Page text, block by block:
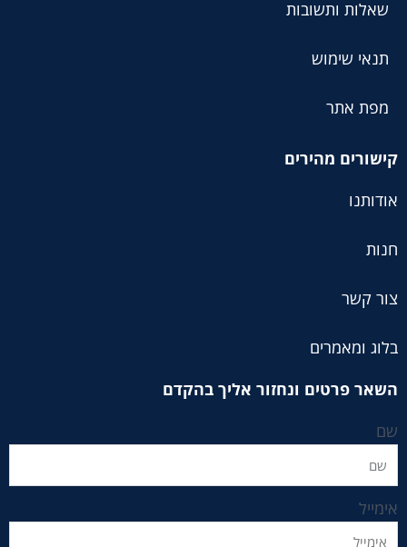
שאלות ותשובות
תנאי שימוש
מפת אתר
קישורים מהירים
אודותנו
חנות
צור קשר
בלוג ומאמרים
השאר פרטים ונחזור אליך בהקדם
שם
אימייל